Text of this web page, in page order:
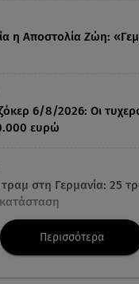
η Αποστολία Ζώη:
6/8/2026: Οι
ευρώ
στη Γερμανία: 25
προκλήσεις στο
ελληνικά F-16
Περισσότερα